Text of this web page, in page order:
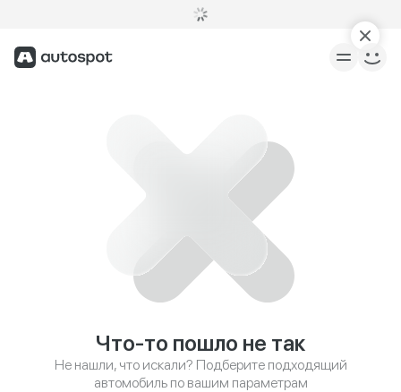
Что-то пошло не так
Не нашли, что искали? Подберите подходящий
автомобиль по вашим параметрам